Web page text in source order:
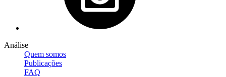
Análise
Quem somos
Publicações
FAQ